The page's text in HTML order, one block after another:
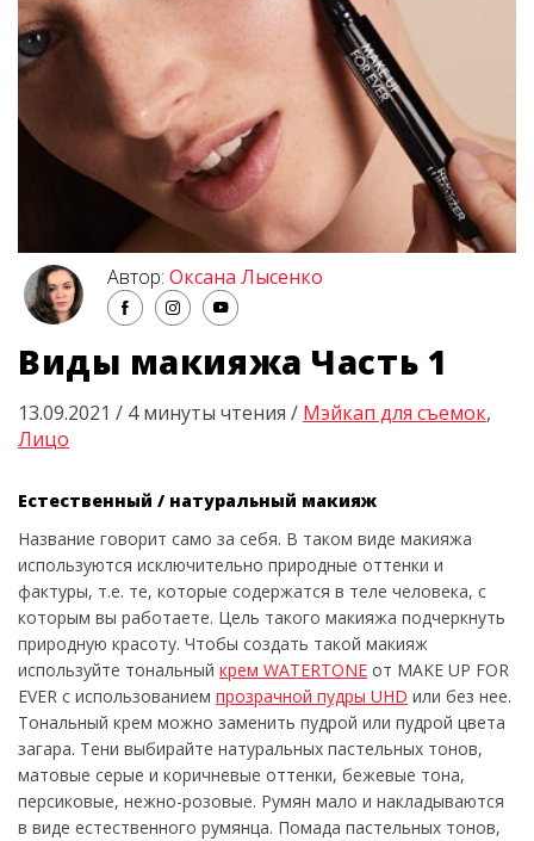
Автор: Оксана Лысенко
Виды макияжа Часть 1
13.09.2021 / 4 минуты чтения / Мэйкап для съемок,
Лицо
Естественный / натуральный макияж
Название говорит само за себя. В таком виде макияжа
используются исключительно природные оттенки и
фактуры, т.е. те, которые содержатся в теле человека, с
которым вы работаете. Цель такого макияжа подчеркнуть
природную красоту. Чтобы создать такой макияж
используйте тональный крем WATERTONE от MAKE UP FOR
EVER с использованием прозрачной пудры UHD или без нее.
Тональный крем можно заменить пудрой или пудрой цвета
загара. Тени выбирайте натуральных пастельных тонов,
матовые серые и коричневые оттенки, бежевые тона,
персиковые, нежно-розовые. Румян мало и накладываются
в виде естественного румянца. Помада пастельных тонов,